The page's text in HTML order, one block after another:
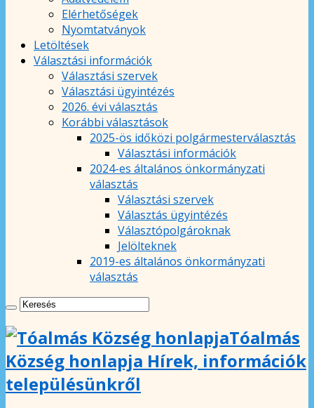
Elérhetőségek
Nyomtatványok
Letöltések
Választási információk
Választási szervek
Választási ügyintézés
2026. évi választás
Korábbi választások
2025-ös időközi polgármesterválasztás
Választási információk
2024-es általános önkormányzati
választás
Választási szervek
Választás ügyintézés
Választópolgároknak
Jelölteknek
2019-es általános önkormányzati
választás
Tóalmás
Község honlapja Hírek, információk
településünkről